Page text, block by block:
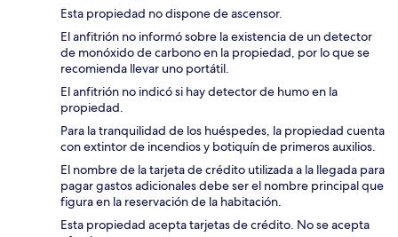
Esta propiedad no dispone de ascensor.
El anfitrión no informó sobre la existencia de un detector
de monóxido de carbono en la propiedad, por lo que se
recomienda llevar uno portátil.
El anfitrión no indicó si hay detector de humo en la
propiedad.
Para la tranquilidad de los huéspedes, la propiedad cuenta
con extintor de incendios y botiquín de primeros auxilios.
El nombre de la tarjeta de crédito utilizada a la llegada para
pagar gastos adicionales debe ser el nombre principal que
figura en la reservación de la habitación.
Esta propiedad acepta tarjetas de crédito. No se acepta